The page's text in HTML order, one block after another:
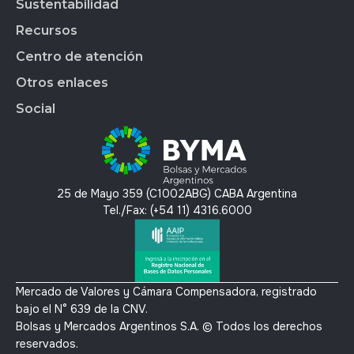
Indices
Soluciones Tecnológicas
OMS
Anima
BYMADATA
BYMA DIGITAL
Gobierno Corporativo
Acción de BYMA
Hechos Relevantes
Calendario Anual de RI
Grupo BYMA
Nuestra gente
Trabajá en BYMA
APLICAR
BYMA VENTURES
Sustentabilidad
Reportes
Gestión Interna
Índice de Sustentabilidad
Panel de Bonos SVS
Panel de Bonos VS
Mercado Voluntario de Carbono
Recursos
BYMA Newsroom
Kit de Prensa BYMA
Centro de atención
Contacto
Preguntas Frecuentes
Otros enlaces
T´érminos y condiciones
Política de privacidad y protección de datos
Social
Youtube25 de Mayo 359 (C1002ABG) CABA Argentina
Tel./Fax: (+54 11) 4316.6000
Mercado de Valores y Cámara Compensadora, registrado
bajo el N° 639 de la CNV.
Bolsas y Mercados Argentinos S.A. © Todos los derechos
reservados.